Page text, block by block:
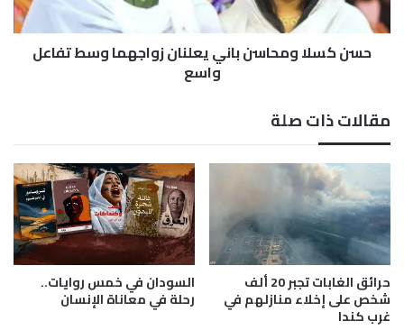
ض
م
ا
ت
م
ي
ة
ل
ف
ن
م
ب
ا
ن
ي
ع
ل
ن
ا
ن
ز
حسن كسلا ومحاسن باني يعلنان زواجهما وسط تفاعل
واسع
مقالات ذات صلة
حرائق الغابات تجبر 20 ألف
شخص على إخلاء منازلهم في
غرب كندا
السودان في خمس روايات..
رحلة في معاناة الإنسان